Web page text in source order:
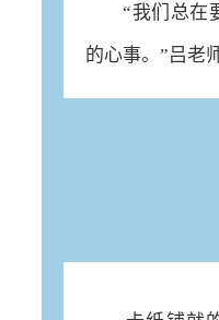
“我们总在
的心事。”吕老